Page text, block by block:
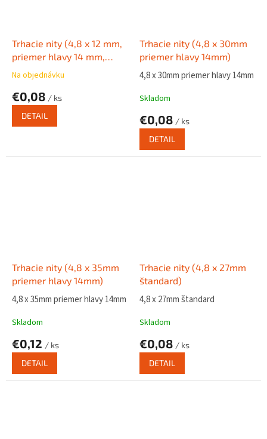
Trhacie nity (4,8 x 12 mm,
priemer hlavy 14 mm,
čierny)
Na objednávku
€0,08 / ks
DETAIL
Trhacie nity (4,8 x 30mm
priemer hlavy 14mm)
4,8 x 30mm priemer hlavy 14mm
Skladom
€0,08 / ks
DETAIL
Trhacie nity (4,8 x 35mm
priemer hlavy 14mm)
4,8 x 35mm priemer hlavy 14mm
Skladom
€0,12 / ks
DETAIL
Trhacie nity (4,8 x 27mm
štandard)
4,8 x 27mm štandard
Skladom
€0,08 / ks
DETAIL